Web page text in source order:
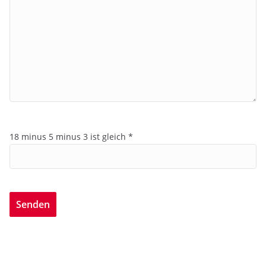
18 minus 5 minus 3 ist gleich *